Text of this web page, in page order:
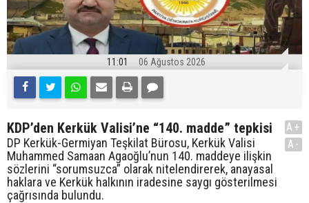
11:01 06 Ağustos 2026
KDP’den Kerkük Valisi’ne “140. madde” tepkisi
DP Kerkük-Germiyan Teşkilat Bürosu, Kerkük Valisi
Muhammed Samaan Agaoğlu’nun 140. maddeye ilişkin
sözlerini “sorumsuzca” olarak nitelendirerek, anayasal
haklara ve Kerkük halkının iradesine saygı gösterilmesi
çağrısında bulundu.
A+
A-